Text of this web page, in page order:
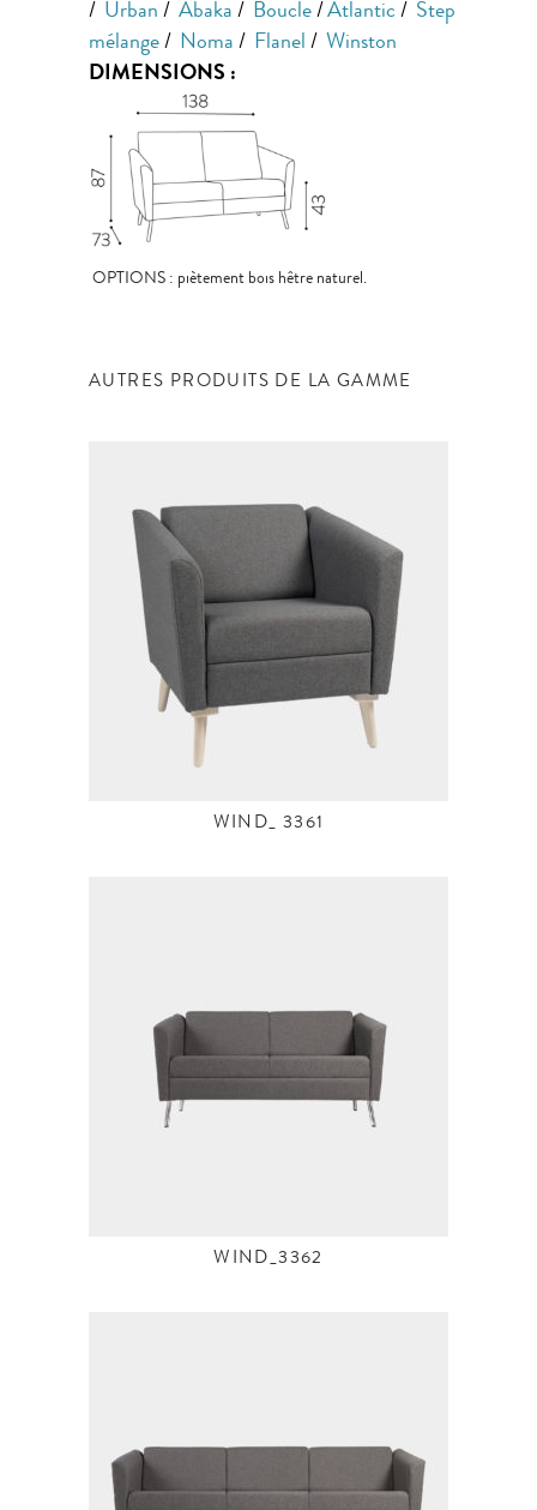
/ Urban / Abaka / Boucle / Atlantic / Step
mélange / Noma / Flanel / Winston
DIMENSIONS :
OPTIONS : piètement bois hêtre naturel.
AUTRES PRODUITS DE LA GAMME
WIND_ 3361
WIND_3362